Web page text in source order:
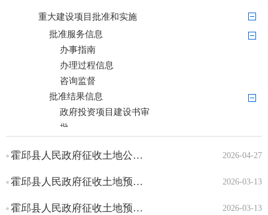
重大建设项目批准和实施
批准服务信息
办事指南
办理过程信息
咨询监督
批准结果信息
政府投资项目建设书审
批
究报告审批
政府投资项目初步设计
审批
企业投资项目核准
2026-04-27
霍邱县人民政府征收土地公告（霍征地告〔2026〕6号）
2026-03-13
霍邱县人民政府征收土地预公告（霍征预告〔2026〕3号）
2026-03-13
霍邱县人民政府征收土地预公告（霍征预告〔2026〕2号）